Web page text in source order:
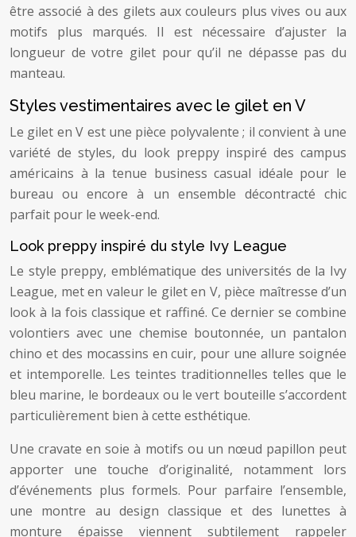
être associé à des gilets aux couleurs plus vives ou aux
motifs plus marqués. Il est nécessaire d’ajuster la
longueur de votre gilet pour qu’il ne dépasse pas du
manteau.
Styles vestimentaires avec le gilet en V
Le gilet en V est une pièce polyvalente ; il convient à une
variété de styles, du look preppy inspiré des campus
américains à la tenue business casual idéale pour le
bureau ou encore à un ensemble décontracté chic
parfait pour le week-end.
Look preppy inspiré du style Ivy League
Le style preppy, emblématique des universités de la Ivy
League, met en valeur le gilet en V, pièce maîtresse d’un
look à la fois classique et raffiné. Ce dernier se combine
volontiers avec une chemise boutonnée, un pantalon
chino et des mocassins en cuir, pour une allure soignée
et intemporelle. Les teintes traditionnelles telles que le
bleu marine, le bordeaux ou le vert bouteille s’accordent
particulièrement bien à cette esthétique.
Une cravate en soie à motifs ou un nœud papillon peut
apporter une touche d’originalité, notamment lors
d’événements plus formels. Pour parfaire l’ensemble,
une montre au design classique et des lunettes à
monture épaisse viennent subtilement rappeler